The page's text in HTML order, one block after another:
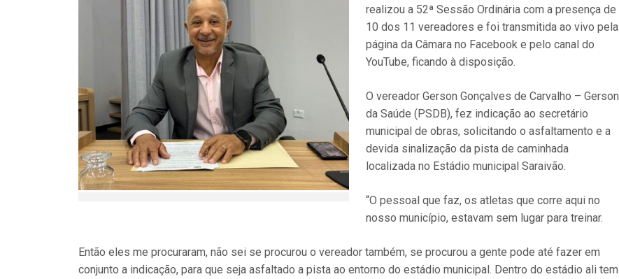
realizou a 52ª Sessão Ordinária com a presença de
10 dos 11 vereadores e foi transmitida ao vivo pela
página da Câmara no Facebook e pelo canal do
YouTube, ficando à disposição.
O vereador Gerson Gonçalves de Carvalho – Gerson
da Saúde (PSDB), fez indicação ao secretário
municipal de obras, solicitando o asfaltamento e a
devida sinalização da pista de caminhada
localizada no Estádio municipal Saraivão.
“O pessoal que faz, os atletas que corre aqui no
nosso município, estavam sem lugar para treinar.
Então eles me procuraram, não sei se procurou o vereador também, se procurou a gente pode até fazer em
conjunto a indicação, para que seja asfaltado a pista ao entorno do estádio municipal. Dentro do estádio ali tem